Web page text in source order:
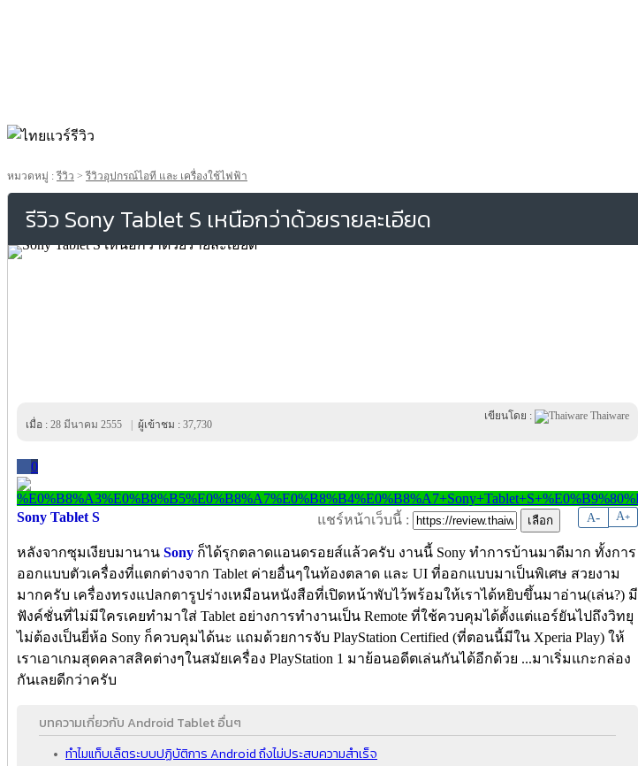
หมวดหมู่ :รีวิว >รีวิวอุปกรณ์ไอที และ เครื่องใช้ไฟฟ้า
รีวิว Sony Tablet S เหนือกว่าด้วยรายละเอียด
เมื่อ : 28 มีนาคม 2555 ผู้เข้าชม : 37,730
เขียนโดย : Thaiware
0
A- A+
แชร์หน้าเว็บนี้ :
Sony Tablet S
หลังจากซุมเงียบมานาน Sony ก็ได้รุกตลาดแอนดรอยส์แล้วครับ งานนี้ Sony ทำการบ้านมาดีมาก ทั้งการ
ออกแบบตัวเครื่องที่แตกต่างจาก Tablet ค่ายอื่นๆในท้องตลาด และ UI ที่ออกแบบมาเป็นพิเศษ สวยงาม
มากครับ เครื่องทรงแปลกตารูปร่างเหมือนหนังสือที่เปิดหน้าพับไว้พร้อมให้เราได้หยิบขึ้นมาอ่าน(เล่น?) มี
ฟังค์ชั่นที่ไม่มีใครเคยทำมาใส่ Tablet อย่างการทำงานเป็น Remote ที่ใช้ควบคุมได้ตั้งแต่แอร์ยันไปถึงวิทยุ
ไม่ต้องเป็นยี่ห้อ Sony ก็ควบคุมได้นะ แถมด้วยการจับ PlayStation Certified (ที่ตอนนี้มีใน Xperia Play) ให้
เราเอาเกมสุดคลาสสิคต่างๆในสมัยเครื่อง PlayStation 1 มาย้อนอดีตเล่นกันได้อีกด้วย ...มาเริ่มแกะกล่อง
กันเลยดีกว่าครับ
บทความเกี่ยวกับ Android Tablet อื่นๆ
ทำไมแท็บเล็ตระบบปฏิบัติการ Android ถึงไม่ประสบความสำเร็จ